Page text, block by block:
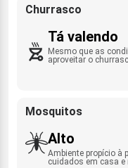
Churrasco
Tá valendo
Mesmo que as
aproveitar o
Mosquitos
Alto
Ambiente propício à
cuidados em casa e